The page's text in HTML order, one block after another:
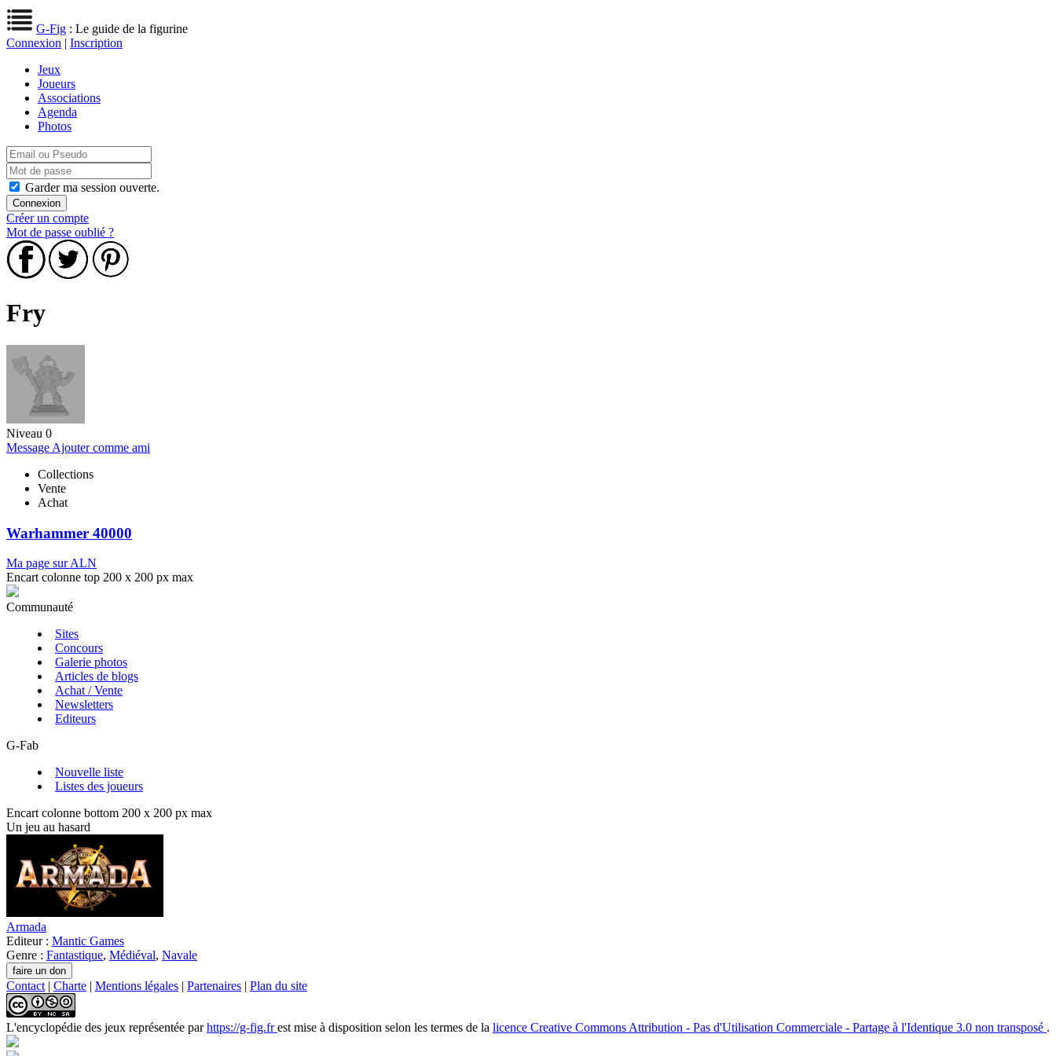
G-Fig : Le guide de la figurine
Connexion | Inscription
Jeux
Joueurs
Associations
Agenda
Photos
Garder ma session ouverte.
Créer un compte
Mot de passe oublié ?
Fry
Niveau 0
Message Ajouter comme ami
Collections
Vente
Achat
Warhammer 40000
Ma page sur ALN
Encart colonne top 200 x 200 px max
Communauté
Sites
Concours
Galerie photos
Articles de blogs
Achat / Vente
Newsletters
Editeurs
G-Fab
Nouvelle liste
Listes des joueurs
Encart colonne bottom 200 x 200 px max
Un jeu au hasard
Armada
Editeur : Mantic Games
Genre : Fantastique, Médiéval, Navale
Contact | Charte | Mentions légales | Partenaires | Plan du site
L'encyclopédie des jeux représentée parhttps://g-fig.frest mise à disposition selon les termes de la licence Creative Commons Attribution - Pas d'Utilisation Commerciale - Partage à l'Identique 3.0 non transposé .